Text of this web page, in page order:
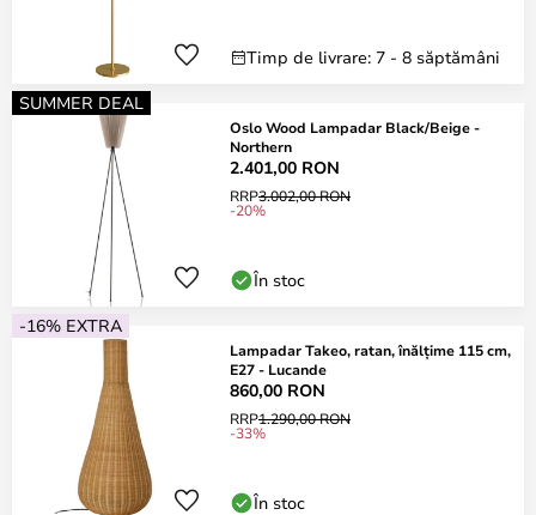
Timp de livrare: 7 - 8 săptămâni
SUMMER DEAL
Oslo Wood Lampadar Black/Beige -
Northern
2.401,00 RON
RRP3.002,00 RON
-20%
În stoc
-16% EXTRA
Lampadar Takeo, ratan, înălțime 115 cm,
E27 - Lucande
860,00 RON
RRP1.290,00 RON
-33%
În stoc